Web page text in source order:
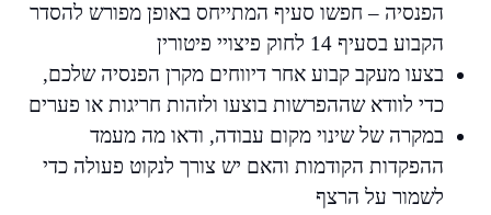
הפנסיה – חפשו סעיף המתייחס באופן מפורש להסדר
הקבוע בסעיף 14 לחוק פיצויי פיטורין
בצעו מעקב קבוע אחר דיווחים מקרן הפנסיה שלכם,
כדי לוודא שההפרשות בוצעו ולזהות חריגות או פערים
במקרה של שינוי מקום עבודה, ודאו מה מעמד
ההפקדות הקודמות והאם יש צורך לנקוט פעולה כדי
לשמור על הרצף